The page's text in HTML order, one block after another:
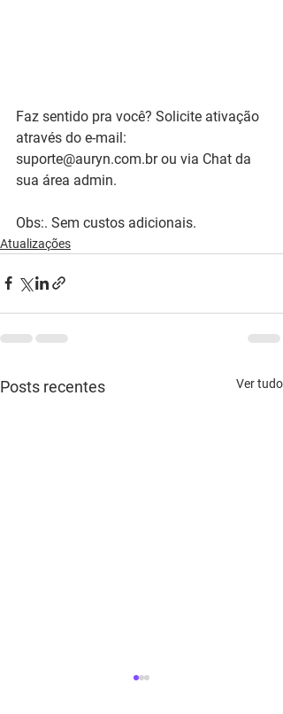
Faz sentido pra você? Solicite ativação
através do e-mail:
suporte@auryn.com.br ou via Chat da
sua área admin.
Obs:. Sem custos adicionais.
Atualizações
Posts recentes Ver tudo